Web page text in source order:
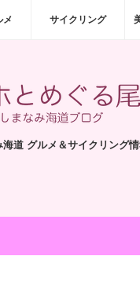
メ サイクリング
海道 グルメ＆サイクリング